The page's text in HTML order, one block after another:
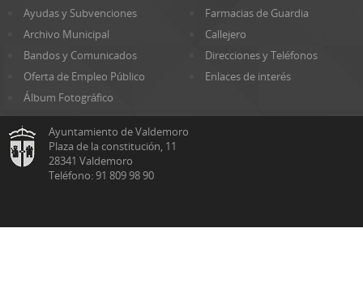
Ayudas y Subvenciones
Farmacias de Guardia
Archivo Municipal
Callejero
Bandos y Comunicados
Direcciones y Teléfonos
Oferta de Empleo Público
Enlaces de interés
Álbum Fotográfico
Ayuntamiento de Valdemoro
Plaza de la constitución, 11
28341 Valdemoro
Teléfono: 91 809 98 90